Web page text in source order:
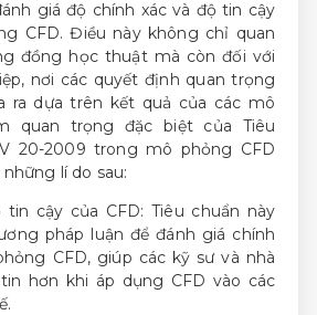
giá độ chính xác và độ tin cậy
CFD. Điều này không chỉ quan
đồng học thuật mà còn đối với
nơi các quyết định quan trọng
ra dựa trên kết quả của các mô
quan trọng đặc biệt của Tiêu
20-2009 trong mô phỏng CFD
lí do sau:
tin cậy của CFD: Tiêu chuẩn này
pháp luận để đánh giá chính
CFD, giúp các kỹ sư và nhà
hơn khi áp dụng CFD vào các